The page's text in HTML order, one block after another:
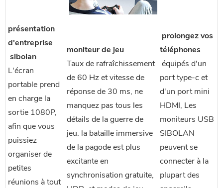
présentation
d'entreprise
sibolan
L'écran
portable prend
en charge la
sortie 1080P,
afin que vous
puissiez
organiser de
petites
réunions à tout
moniteur de jeu
Taux de rafraîchissement
de 60 Hz et vitesse de
réponse de 30 ms, ne
manquez pas tous les
détails de la guerre de
jeu. la bataille immersive
de la pagode est plus
excitante en
synchronisation gratuite,
téléphones
port type-c et
d'un port mini
HDMI, Les
moniteurs USB
SIBOLAN
peuvent se
connecter à la
plupart des